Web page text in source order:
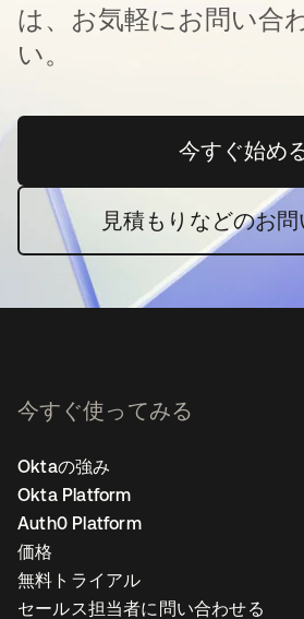
は、お気軽にお問い合
い。
今すぐ始め
新し
見積もりなどのお
今すぐ使ってみる
Oktaの強み
Okta Platform
Auth0 Platform
価格
無料トライアル
セールス担当者に問い合わせる